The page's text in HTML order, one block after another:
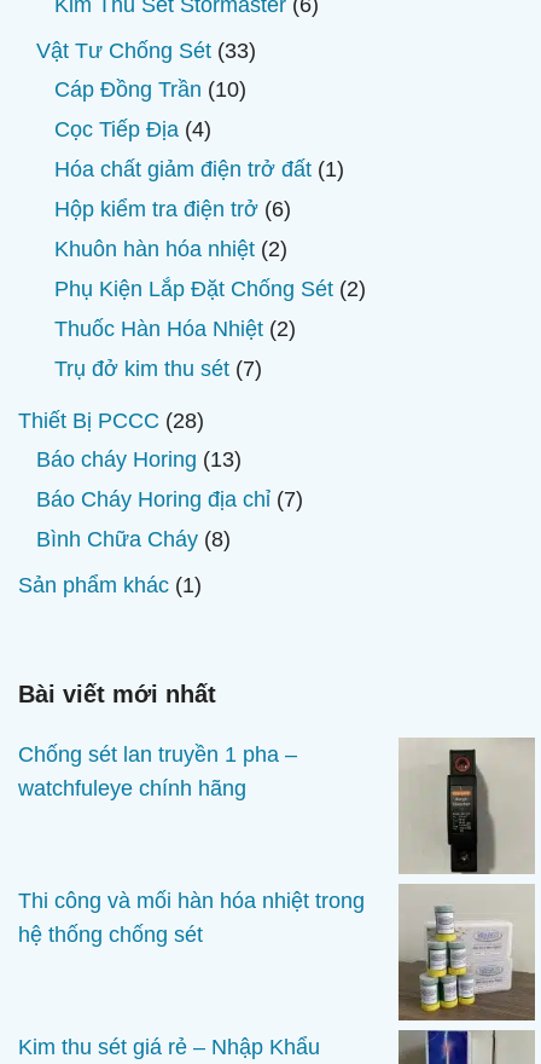
Vật Tư Chống Sét 3333
Cáp Đồng Trần 1010
phẩm
Cọc Tiếp Địa 44
sản
phẩm
Hóa chất giảm điện trở đất 11
Hộp kiểm tra điện trở 66
sản
phẩm
Khuôn hàn hóa nhiệt 22
sản
phẩm
Phụ Kiện Lắp Đặt Chống Sét 22
Thuốc Hàn Hóa Nhiệt 22
Trụ đở kim thu sét 77
Thiết Bị PCCC 2828
sản
phẩm
Báo cháy Horing 1313
sản
Báo Cháy Horing địa chỉ 77
Bình Chữa Cháy 88
Sản phẩm khác 11
Bài viết mới nhất
Chống sét lan truyền 1 pha –
watchfuleye chính hãng
Thi công và mối hàn hóa nhiệt trong
hệ thống chống sét
Kim thu sét giá rẻ – Nhập Khẩu